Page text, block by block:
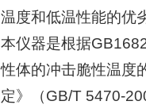
温度和低温性能的优
本仪器是根据
性体的冲击脆性温度
定》（GB/T 5470-